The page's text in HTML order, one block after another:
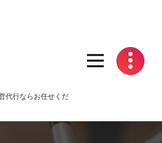
代行ならお任せくだ